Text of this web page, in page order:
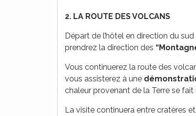
2. LA ROUTE DES VOLCANS
Départ de l’hôtel en direction du
prendrez la direction des
Vous continuerez la route des
vous assisterez à une
chaleur provenant de la Terre se fait
La visite continuera entre cratères